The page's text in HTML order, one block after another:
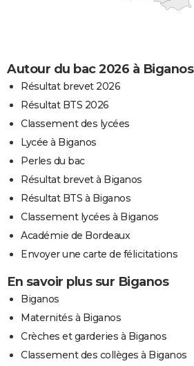
Autour du bac 2026 à Biganos
Résultat brevet 2026
Résultat BTS 2026
Classement des lycées
Lycée à Biganos
Perles du bac
Résultat brevet à Biganos
Résultat BTS à Biganos
Classement lycées à Biganos
Académie de Bordeaux
Envoyer une carte de félicitations
En savoir plus sur Biganos
Biganos
Maternités à Biganos
Crèches et garderies à Biganos
Classement des collèges à Biganos